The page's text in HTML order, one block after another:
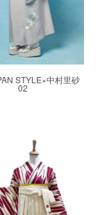
STYLE×中村里砂
02